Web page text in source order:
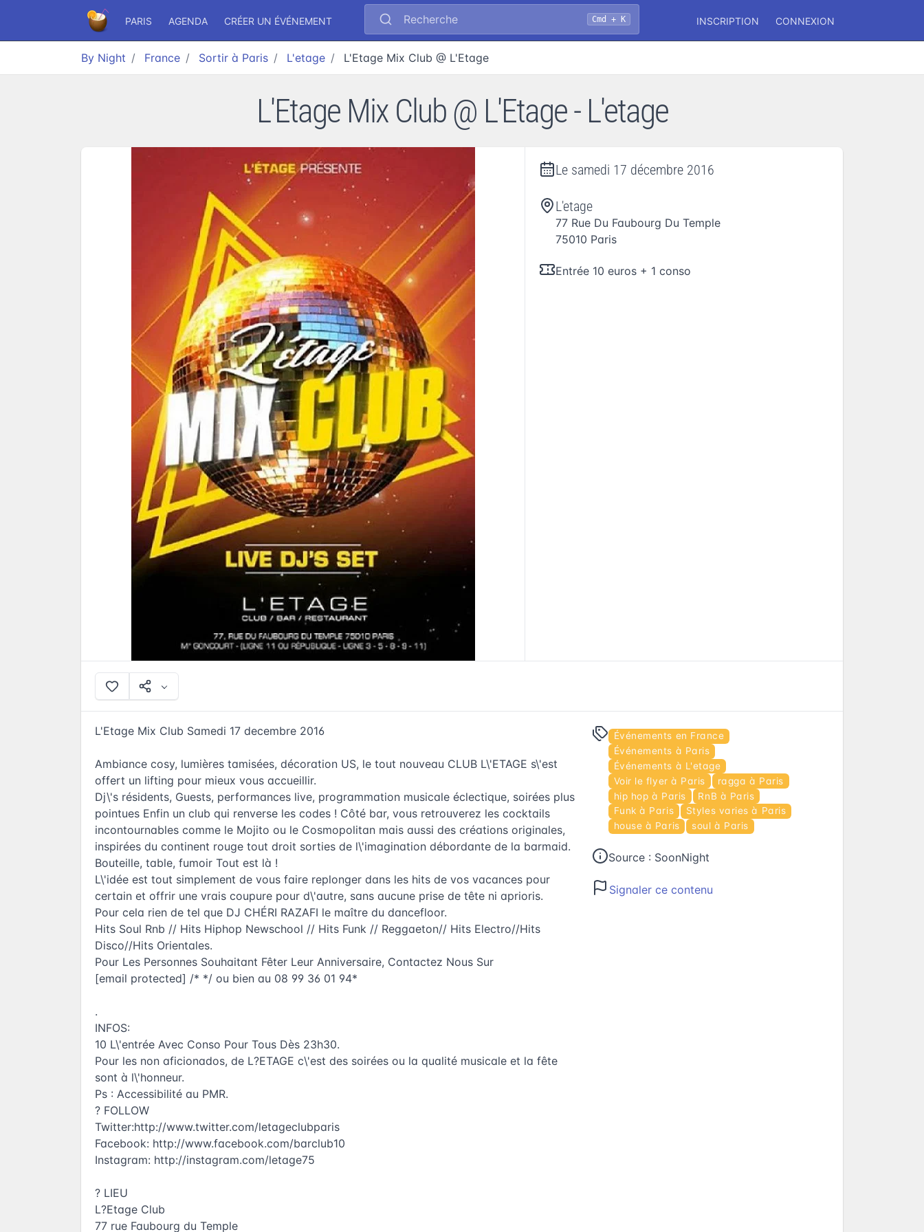
PARIS AGENDA CRÉER UN ÉVÉNEMENT Recherche Cmd + K INSCRIPTION CONNEXION
By Night France Sortir à Paris L'etage L'Etage Mix Club @ L'Etage
L'Etage Mix Club @ L'Etage - L'etage
Le samedi 17 décembre 2016
L'etage
77 Rue Du Faubourg Du Temple
75010 Paris
Entrée 10 euros + 1 conso
L'Etage Mix Club Samedi 17 decembre 2016
Ambiance cosy, lumières tamisées, décoration US, le tout nouveau CLUB L\'ETAGE s\'est
offert un lifting pour mieux vous accueillir.
Dj\'s résidents, Guests, performances live, programmation musicale éclectique, soirées plus
pointues Enfin un club qui renverse les codes ! Côté bar, vous retrouverez les cocktails
incontournables comme le Mojito ou le Cosmopolitan mais aussi des créations originales,
inspirées du continent rouge tout droit sorties de l\'imagination débordante de la barmaid.
Bouteille, table, fumoir Tout est là !
L\'idée est tout simplement de vous faire replonger dans les hits de vos vacances pour
certain et offrir une vrais coupure pour d\'autre, sans aucune prise de tête ni aprioris.
Pour cela rien de tel que DJ CHÉRI RAZAFI le maître du dancefloor.
Hits Soul Rnb // Hits Hiphop Newschool // Hits Funk // Reggaeton// Hits Electro//Hits
Disco//Hits Orientales.
Pour Les Personnes Souhaitant Fêter Leur Anniversaire, Contactez Nous Sur
[email protected] /* */ ou bien au 08 99 36 01 94*
.
INFOS:
10 L\'entrée Avec Conso Pour Tous Dès 23h30.
Pour les non aficionados, de L?ETAGE c\'est des soirées ou la qualité musicale et la fête
sont à l\'honneur.
Ps : Accessibilité au PMR.
? FOLLOW
Twitter:http://www.twitter.com/letageclubparis
Facebook: http://www.facebook.com/barclub10
Instagram: http://instagram.com/letage75
? LIEU
L?Etage Club
77 rue Faubourg du Temple
Événements en France
Événements à Paris
Événements à L'etage
Voir le flyer à Paris
ragga à Paris
hip hop à Paris
RnB à Paris
Funk à Paris
Styles varies à Paris
house à Paris
soul à Paris
Source : SoonNight
Signaler ce contenu